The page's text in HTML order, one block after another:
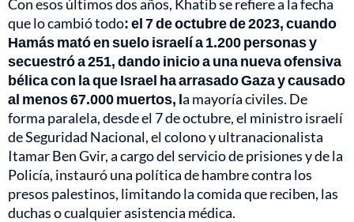
Con esos últimos dos años, Khatib se refiere a la fecha
que lo cambió todo: el 7 de octubre de 2023, cuando
Hamás mató en suelo israelí a 1.200 personas y
secuestró a 251, dando inicio a una nueva ofensiva
bélica con la que Israel ha arrasado Gaza y causado
al menos 67.000 muertos, la mayoría civiles. De
forma paralela, desde el 7 de octubre, el ministro israelí
de Seguridad Nacional, el colono y ultranacionalista
Itamar Ben Gvir, a cargo del servicio de prisiones y de la
Policía, instauró una política de hambre contra los
presos palestinos, limitando la comida que reciben, las
duchas o cualquier asistencia médica.